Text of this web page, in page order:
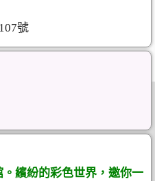
號
。繽紛的彩色世界，邀你一